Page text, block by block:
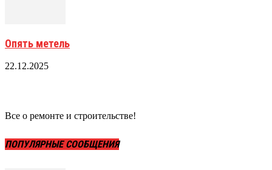
Опять метель
22.12.2025
Все о ремонте и строительстве!
ПОПУЛЯРНЫЕ СООБЩЕНИЯ